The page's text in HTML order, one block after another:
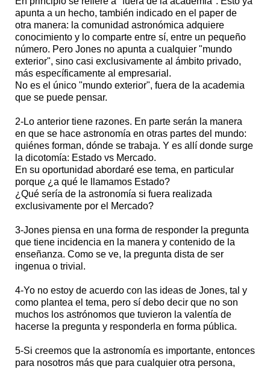
apunta a un hecho, también indicado en el paper de
otra manera: la comunidad astronómica adquiere
conocimiento y lo comparte entre sí, entre un pequeño
número. Pero Jones no apunta a cualquier "mundo
exterior", sino casi exclusivamente al ámbito privado,
más específicamente al empresarial.
No es el único "mundo exterior", fuera de la academia
que se puede pensar.
2-Lo anterior tiene razones. En parte serán la manera
en que se hace astronomía en otras partes del mundo:
quiénes forman, dónde se trabaja. Y es allí donde surge
la dicotomía: Estado vs Mercado.
En su oportunidad abordaré ese tema, en particular
porque ¿a qué le llamamos Estado?
¿Qué sería de la astronomía si fuera realizada
exclusivamente por el Mercado?
3-Jones piensa en una forma de responder la pregunta
que tiene incidencia en la manera y contenido de la
enseñanza. Como se ve, la pregunta dista de ser
ingenua o trivial.
4-Yo no estoy de acuerdo con las ideas de Jones, tal y
como plantea el tema, pero sí debo decir que no son
muchos los astrónomos que tuvieron la valentía de
hacerse la pregunta y responderla en forma pública.
5-Si creemos que la astronomía es importante, entonces
para nosotros más que para cualquier otra persona,